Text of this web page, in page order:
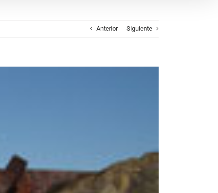
Anterior Siguiente